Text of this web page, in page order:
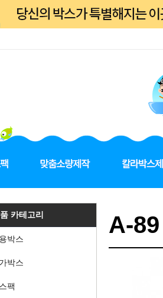
카테고리
박스
박스
팩
A-